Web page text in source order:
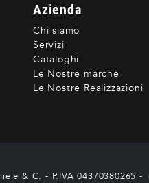
Azienda
Chi siamo
Servizi
Cataloghi
Le Nostre marche
Le Nostre Realizzazioni
& C. - P.IVA 04370380265 -